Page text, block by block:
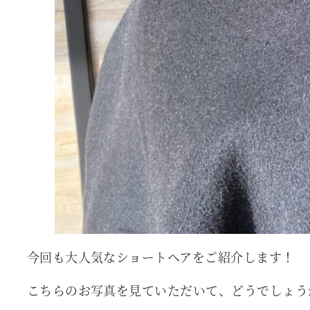
今回も大人気なショートヘアをご紹介します！
こちらのお写真を見ていただいて、どうでしょ